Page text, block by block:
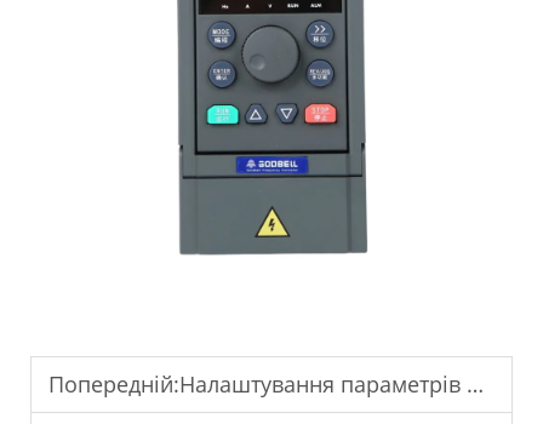
Попередній:Налаштування параметрів VFD відповідно до вимог навантаження двигуна.